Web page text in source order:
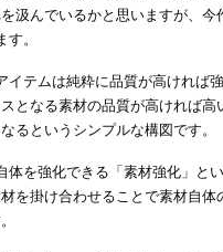
汲んでいるかと思いますが、今
す。
イテムは純粋に品質が高ければ
となる素材の品質が高ければ高
るというシンプルな構図です。
体を強化できる「素材強化」と
を掛け合わせることで素材自体